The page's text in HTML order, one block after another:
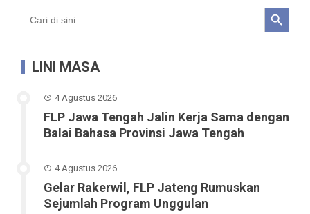
Search
for:
Search Button
LINI MASA
4 Agustus 2026
FLP Jawa Tengah Jalin Kerja Sama dengan
Balai Bahasa Provinsi Jawa Tengah
4 Agustus 2026
Gelar Rakerwil, FLP Jateng Rumuskan
Sejumlah Program Unggulan